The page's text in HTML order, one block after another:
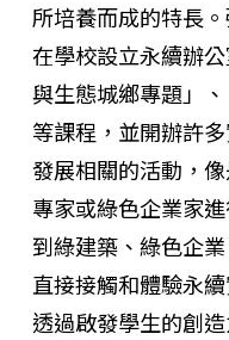
所培養而成的特長
在學校設立永續辦
與生態城鄉專題」
等課程，並開辦許
發展相關的活動，
專家或綠色企業家
到綠建築、綠色企
直接接觸和體驗永
透過啟發學生的創